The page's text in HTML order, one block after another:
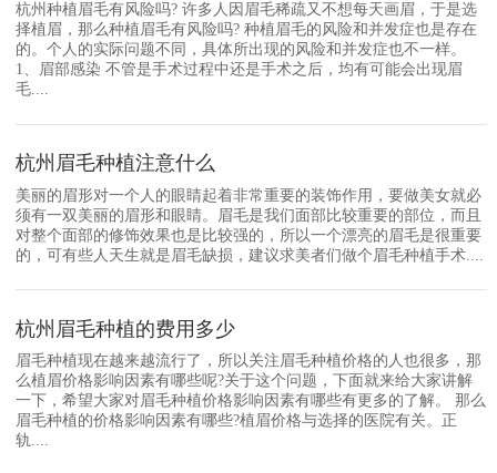
杭州种植眉毛有风险吗? 许多人因眉毛稀疏又不想每天画眉，于是选
择植眉，那么种植眉毛有风险吗? 种植眉毛的风险和并发症也是存在
的。个人的实际问题不同，具体所出现的风险和并发症也不一样。
1、眉部感染 不管是手术过程中还是手术之后，均有可能会出现眉
毛....
杭州眉毛种植注意什么
美丽的眉形对一个人的眼睛起着非常重要的装饰作用，要做美女就必
须有一双美丽的眉形和眼睛。眉毛是我们面部比较重要的部位，而且
对整个面部的修饰效果也是比较强的，所以一个漂亮的眉毛是很重要
的，可有些人天生就是眉毛缺损，建议求美者们做个眉毛种植手术....
杭州眉毛种植的费用多少
眉毛种植现在越来越流行了，所以关注眉毛种植价格的人也很多，那
么植眉价格影响因素有哪些呢?关于这个问题，下面就来给大家讲解
一下，希望大家对眉毛种植价格影响因素有哪些有更多的了解。 那么
眉毛种植的价格影响因素有哪些?植眉价格与选择的医院有关。正
轨....